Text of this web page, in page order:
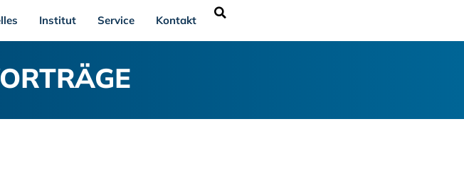
Institut Service Kontakt